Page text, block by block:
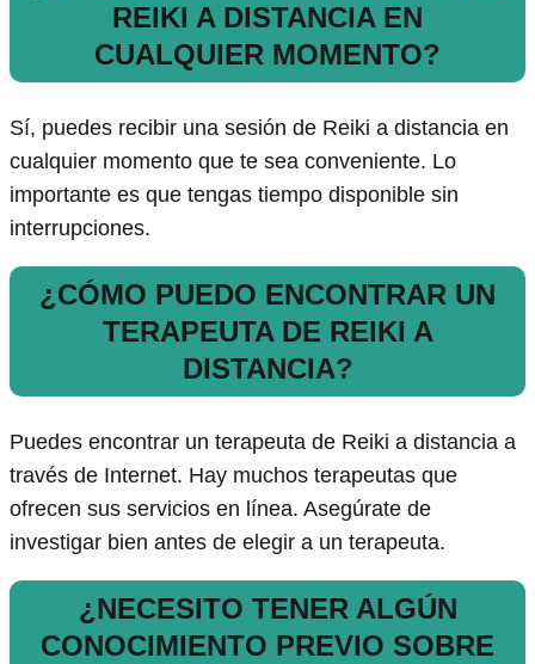
REIKI A DISTANCIA EN
CUALQUIER MOMENTO?
Sí, puedes recibir una sesión de Reiki a distancia en
cualquier momento que te sea conveniente. Lo
importante es que tengas tiempo disponible sin
interrupciones.
¿CÓMO PUEDO ENCONTRAR UN
TERAPEUTA DE REIKI A
DISTANCIA?
Puedes encontrar un terapeuta de Reiki a distancia a
través de Internet. Hay muchos terapeutas que
ofrecen sus servicios en línea. Asegúrate de
investigar bien antes de elegir a un terapeuta.
¿NECESITO TENER ALGÚN
CONOCIMIENTO PREVIO SOBRE